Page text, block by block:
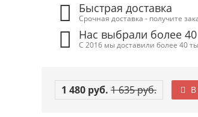
Быстрая доставка
Срочная доставка - получите
Нас выбрали более
С 2016 мы доставили более 40
1 480 руб. 1 635 руб. В